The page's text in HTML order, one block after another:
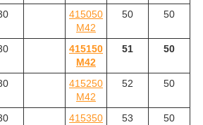
415050
M42
50 50
415150
M42
51 50
415250
M42
52 50
415350
53 50